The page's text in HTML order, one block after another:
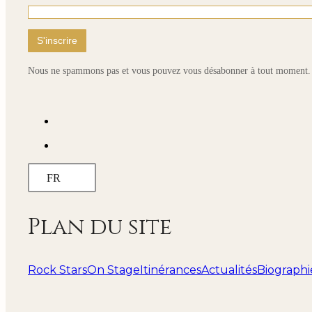
Nous ne spammons pas et vous pouvez vous désabonner à tout moment.
FR
Plan du site
Rock StarsOn Stage ItinérancesActualités